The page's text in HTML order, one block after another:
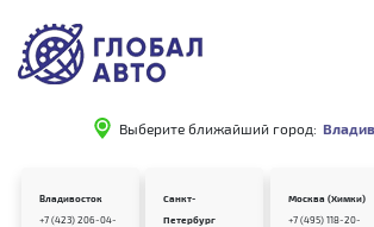
Выберите ближайший город:
Владивосток
+7 (423) 206-04-
Санкт-
Петербург
Москва (Химки)
+7 (495) 118-20-